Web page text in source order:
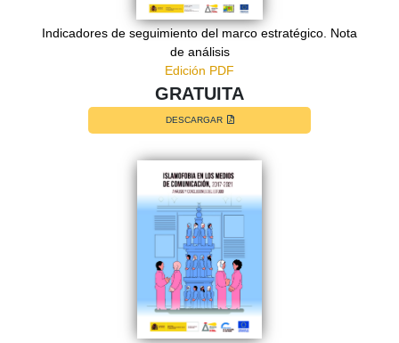
Indicadores de seguimiento del marco estratégico. Nota
de análisis
Edición PDF
GRATUITA
DESCARGAR